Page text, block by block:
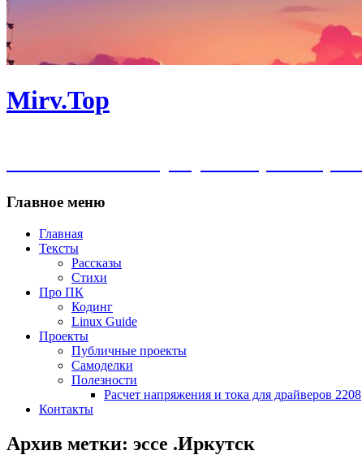
Mirv.Top
Главное меню
Главная
Тексты
Рассказы
Стихи
Про ПК
Кодинг
Linux Guide
Проекты
Публичные проекты
Самоделки
Полезности
Расчет напряжения и тока для драйверов 2208
Контакты
Архив метки: эссе .Иркутск